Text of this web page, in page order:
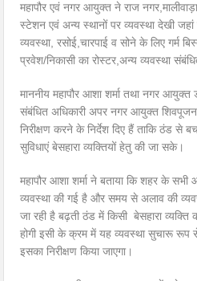
महापौर एवं नगर आयुक्त ने राज
स्टेशन एवं अन्य स्थानों पर व्यवस्था देखी जहां
व्यवस्था, रसोई,चारपाई व सोने के लिए गर्म
प्रवेश/निकासी का रोस्टर,अन्य व्यवस्था
माननीय महापौर आशा शर्मा तथा नगर आयुक्त
संबंधित अधिकारी अपर नगर आयुक्त
निरीक्षण करने के निर्देश दिए हैं ताकि ठंड से
सुविधाएं बेसहारा व्यक्तियों हेतु की जा सके।
महापौर आशा शर्मा ने बताया कि शहर के सभी
व्यवस्था की गई है और समय से अलाव की
जा रही है बढ़ती ठंड में किसी बेसहारा व्यक्ति
होगी इसी के क्रम में यह व्यवस्था सुचारू
इसका निरीक्षण किया जाएगा।